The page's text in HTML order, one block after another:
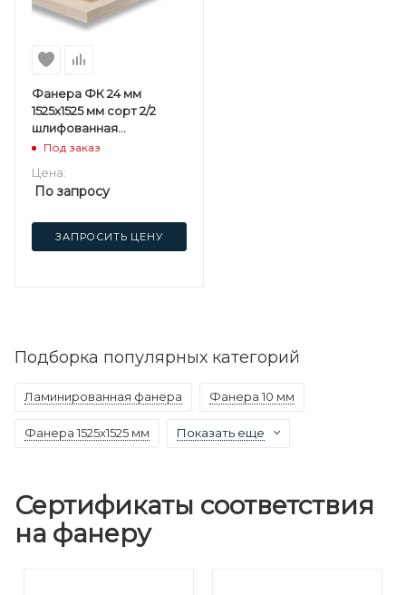
Фанера ФК 24 мм
1525х1525 мм сорт 2/2
шлифованная
березовая
Под заказ
Цена:
По запросу
ЗАПРОСИТЬ ЦЕНУ
Подборка популярных категорий
Ламинированная фанера Фанера 10 мм
Фанера 1525х1525 мм Показать еще
Сертификаты соответствия
на фанеру